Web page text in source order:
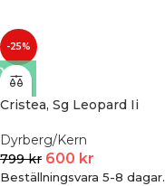
-25%
Cristea, Sg Leopard Ii
Dyrberg/Kern
799kr 600 kr
Beställningsvara 5-8 dagar.